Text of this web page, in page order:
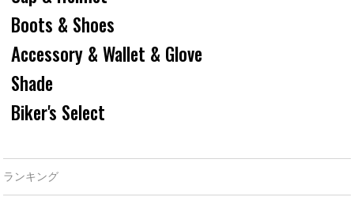
Boots & Shoes
Accessory & Wallet & Glove
Shade
Biker's Select
ランキング